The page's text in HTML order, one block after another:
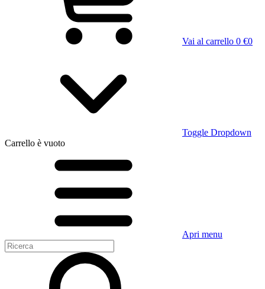
Vai al carrello 0 €0
Toggle Dropdown
Carrello è vuoto
Apri menu